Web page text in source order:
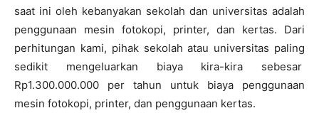
saat ini oleh kebanyakan sekolah dan universitas adalah
penggunaan mesin fotokopi, printer, dan kertas. Dari
perhitungan kami, pihak sekolah atau universitas paling
sedikit mengeluarkan biaya kira-kira sebesar
Rp1.300.000.000 per tahun untuk biaya penggunaan
mesin fotokopi, printer, dan penggunaan kertas.